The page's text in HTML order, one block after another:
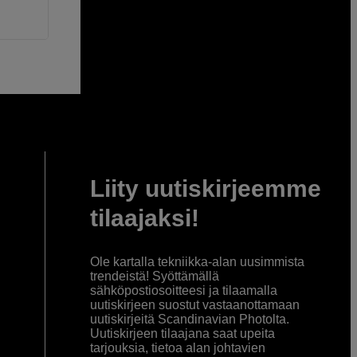
Liity uutiskirjeemme
tilaajaksi!
Ole kartalla tekniikka-alan uusimmista
trendeistä! Syöttämällä
sähköpostiosoitteesi ja tilaamalla
uutiskirjeen suostut vastaanottamaan
uutiskirjeitä Scandinavian Photolta.
Uutiskirjeen tilaajana saat upeita
tarjouksia, tietoa alan johtavien